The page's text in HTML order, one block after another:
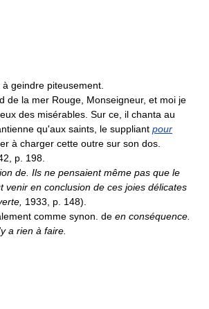
geindre piteusement.
de la mer Rouge, Monseigneur, et moi je
des misérables. Sur ce, il chanta au
qu'aux saints, le suppliant pour
à charger cette outre sur son dos.
p. 198.
de. Ils ne pensaient même pas que le
venir en conclusion de ces joies délicates
1933, p. 148).
comme synon. de en conséquence.
a rien à faire.